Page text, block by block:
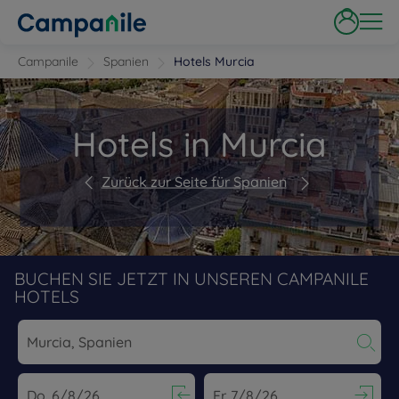
Campanile Spanien Hotels Murcia
Hotels in Murcia
Zurück zur Seite für Spanien
BUCHEN SIE JETZT IN UNSEREN CAMPANILE
HOTELS